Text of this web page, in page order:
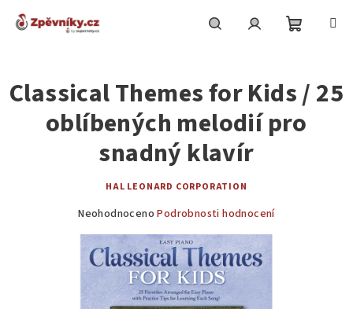
košík
Classical Themes for Kids / 25
oblíbených melodií pro
snadný klavír
HAL LEONARD CORPORATION
Průměrné
produktu
Neohodnoceno Podrobnosti hodnocení